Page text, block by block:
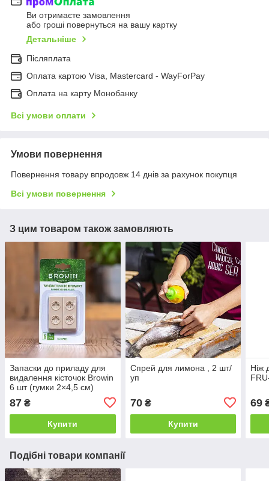
Ви отримаєте замовлення
або гроші повернуться на вашу картку
Детальніше
Післяплата
Оплата картою Visa, Mastercard - WayForPay
Оплата на карту Монобанку
Всі умови оплати
Умови повернення
Повернення товару впродовж 14 днів за рахунок покупця
Всі умови повернення
З цим товаром також замовляють
Запаски до приладу для
видалення кісточок Browin
6 шт (гумки 2×4,5 см)
87 ₴
Купити
Спрей для лимона , 2 шт/
уп
70₴
Купити
Ніж
69
Подібні товари компанії